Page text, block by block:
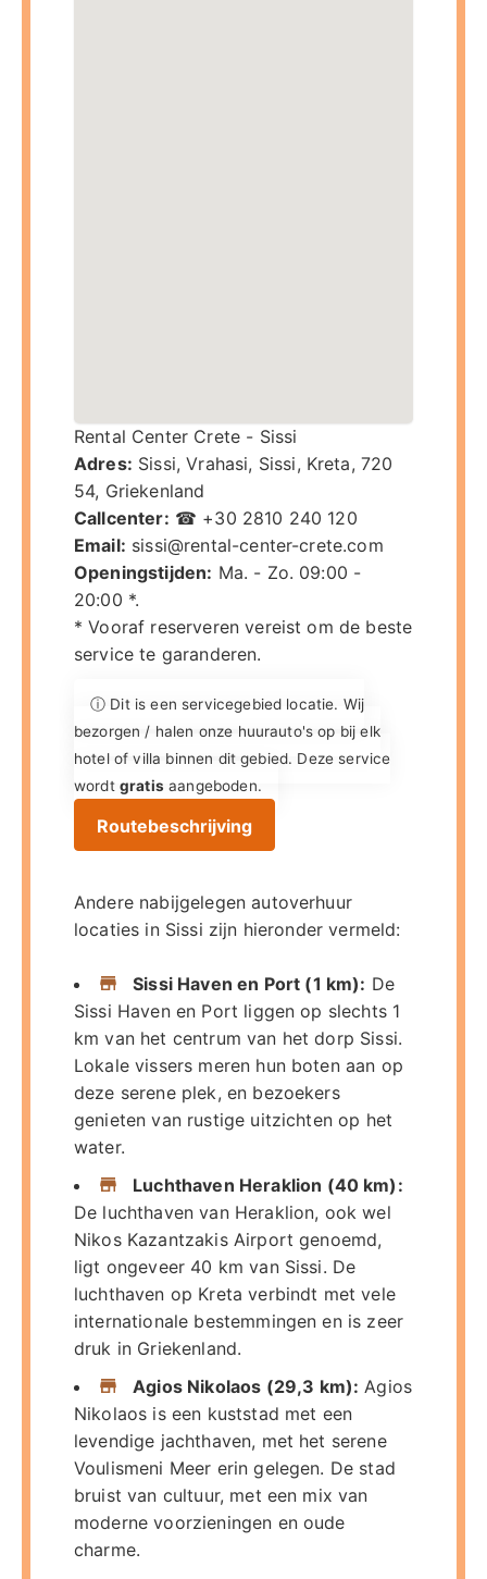
Rental Center Crete - Sissi
Adres: Sissi, Vrahasi, Sissi, Kreta, 720
54, Griekenland
Callcenter: ☎ +30 2810 240 120
Email: sissi@rental-center-crete.com
Openingstijden: Ma. - Zo. 09:00 -
20:00 *.
* Vooraf reserveren vereist om de beste
service te garanderen.
ⓘ Dit is een servicegebied locatie. Wij
bezorgen / halen onze huurauto's op bij elk
hotel of villa binnen dit gebied. Deze service
wordt gratis aangeboden.
Routebeschrijving
Andere nabijgelegen autoverhuur
locaties in Sissi zijn hieronder vermeld:
Sissi Haven en Port (1 km): De
Sissi Haven en Port liggen op slechts 1
km van het centrum van het dorp Sissi.
Lokale vissers meren hun boten aan op
deze serene plek, en bezoekers
genieten van rustige uitzichten op het
water.
Luchthaven Heraklion (40 km):
De luchthaven van Heraklion, ook wel
Nikos Kazantzakis Airport genoemd,
ligt ongeveer 40 km van Sissi. De
luchthaven op Kreta verbindt met vele
internationale bestemmingen en is zeer
druk in Griekenland.
Agios Nikolaos (29,3 km): Agios
Nikolaos is een kuststad met een
levendige jachthaven, met het serene
Voulismeni Meer erin gelegen. De stad
bruist van cultuur, met een mix van
moderne voorzieningen en oude
charme.